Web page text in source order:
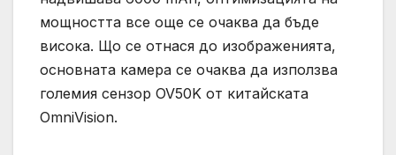
мощността все още се очаква да бъде
висока. Що се отнася до изображенията,
основната камера се очаква да използва
големия сензор OV50K от китайската
OmniVision.